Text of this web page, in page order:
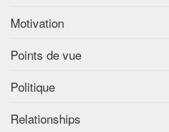
Motivation
Points de vue
Politique
Relationships